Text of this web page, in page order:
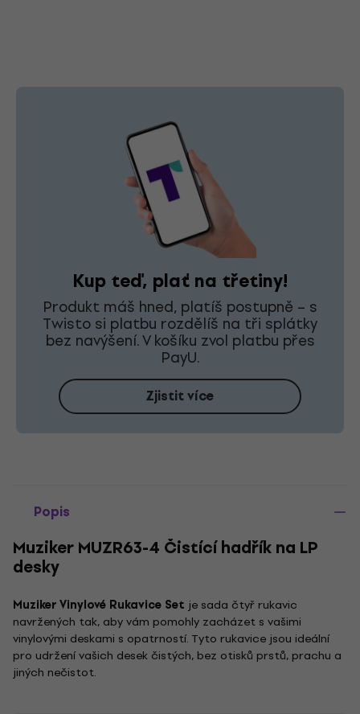
Kup teď, plať na třetiny!
Produkt máš hned, platíš postupně – s
Twisto si platbu rozdělíš na tři splátky
bez navýšení. V košíku zvol platbu přes
PayU.
Zjistit více
Popis
Muziker MUZR63-4 Čistící hadřík na LP
desky
Muziker Vinylové Rukavice Set je sada čtyř rukavic
navržených tak, aby vám pomohly zacházet s vašimi
vinylovými deskami s opatrností. Tyto rukavice jsou ideální
pro udržení vašich desek čistých, bez otisků prstů, prachu a
jiných nečistot.